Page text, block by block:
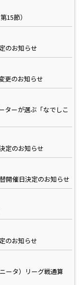
15節）
のお知らせ
更のお知らせ
ターが選ぶ「なでしこ
定のお知らせ
開催日決定のお知らせ
のお知らせ
ータ）リーグ戦通算